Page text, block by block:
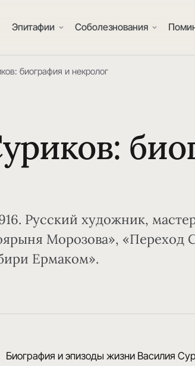
Эпитафии Соболезнования
биография и некролог
Русский художник,
Морозова», «Переход
Ермаком».
Биография и эпизоды жизни Василия